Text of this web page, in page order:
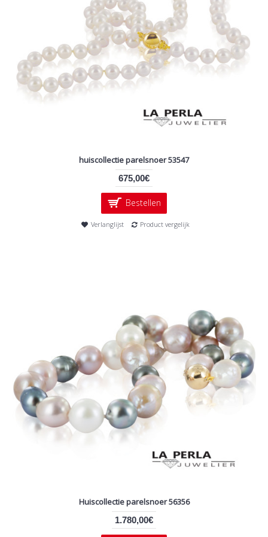
huiscollectie parelsnoer 53547
675,00€
Bestellen
Verlanglijst Product vergelijk
Huiscollectie parelsnoer 56356
1.780,00€